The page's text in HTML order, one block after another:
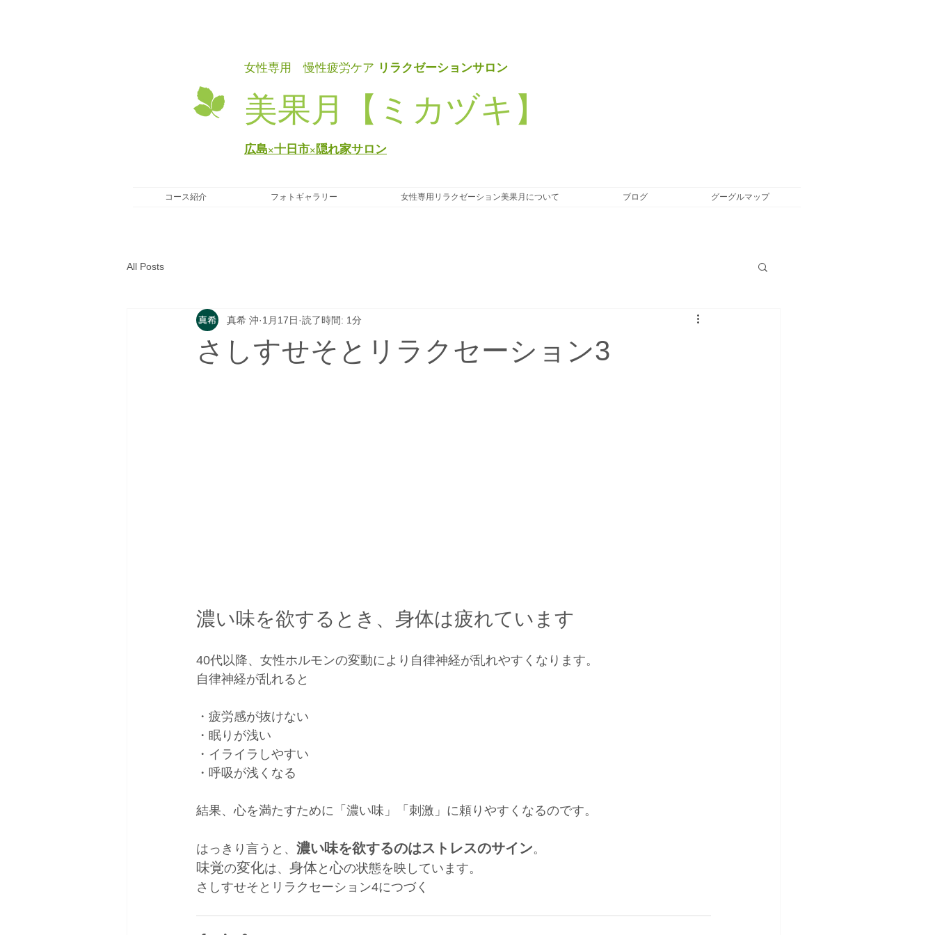
女性専用 慢性疲労ケア リラクゼーションサロン
広島×十日市×隠れ家サロン
美果月【ミカヅキ】
コース紹介 フォトギャラリー 女性専用リラクゼーション美果月について ブログ グーグルマップ
All Posts
さしすせそとリラクセーション3
真希 沖 1月17日 読了時間: 1分
濃い味を欲するとき、身体は疲れています
40代以降、女性ホルモンの変動により自律神経が乱れやすくなります。
自律神経が乱れると
・疲労感が抜けない
・眠りが浅い
・イライラしやすい
・呼吸が浅くなる
結果、心を満たすために「濃い味」「刺激」に頼りやすくなるのです。
はっきり言うと、 濃い味を欲するのはストレスのサイン。
味覚の変化は、 身体 と心の状態を映しています。
さしすせそとリラクセーション4につづく